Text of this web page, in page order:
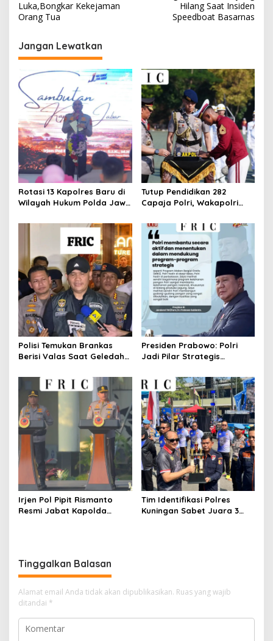
Luka,Bongkar Kekejaman
Orang Tua
Hilang Saat Insiden
Speedboat Basarnas
Jangan Lewatkan
Rotasi 13 Kapolres Baru di
Wilayah Hukum Polda Jawa
Ini Merupakan Bagian Dari
Dinamika Organisasi.
Tutup Pendidikan 282
Capaja Polri, Wakapolri
Polisi Temukan Brankas
Berisi Valas Saat Geledah
Presiden Prabowo: Polri
Jadi Pilar Strategis
Bergizi Gratis dan
Pembangunan Nasional
Irjen Pol Pipit Rismanto
Resmi Jabat Kapolda
Tim Identifikasi Polres
Kuningan Sabet Juara 3
Tinggalkan Balasan
Alamat email Anda tidak akan dipublikasikan. Ruas yang wajib
ditandai *